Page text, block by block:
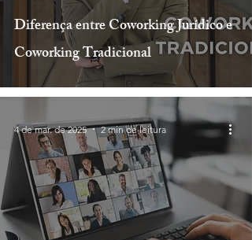
Diferença entre Coworking Jurídico e
Coworking Tradicional
4 de mar. de 2025 2 min de leitura